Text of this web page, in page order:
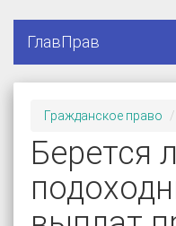
ГлавПрав
Гражданское право
Берется